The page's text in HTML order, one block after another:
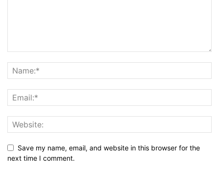
Save my name, email, and website in this browser for the
next time I comment.